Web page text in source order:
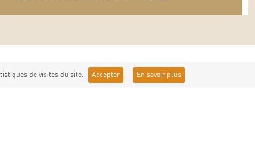
de visites du site. Accepter En savoir plus